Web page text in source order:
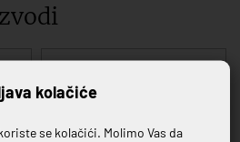
kolačiće
se kolačići. Molimo Vas da